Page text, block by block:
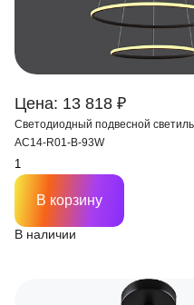
Цена: 13 818 ₽
Светодиодный подвесной
AC14-R01-B-93W
В наличии
В корзину